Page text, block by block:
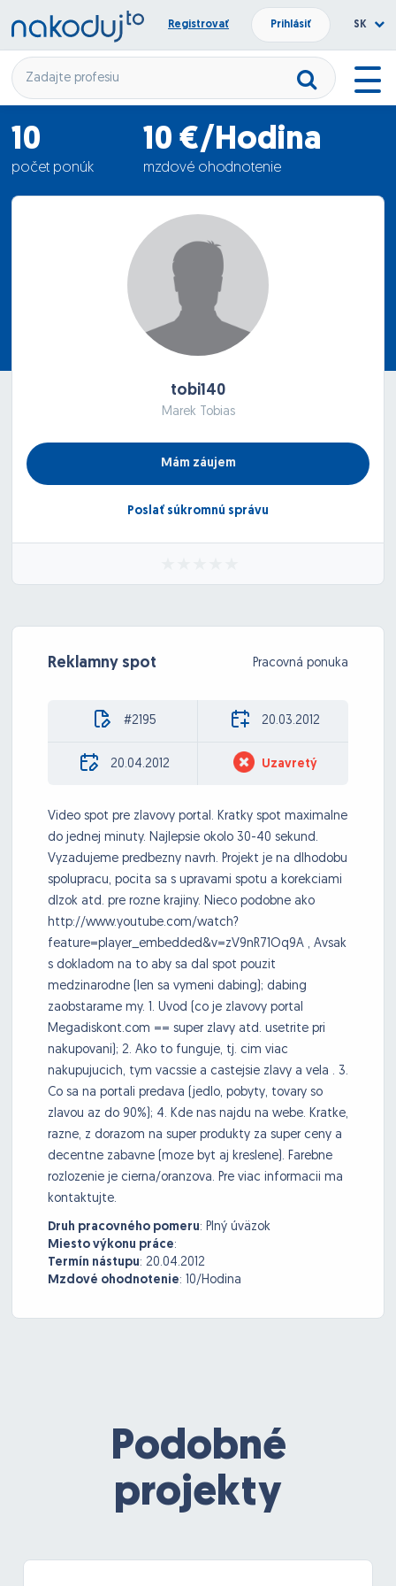
Registrovať Prihlásiť SK
10
počet ponúk
10 €/Hodina
mzdové ohodnotenie
20.04.2012
tobi140
Marek Tobias
Mám záujem
Poslať súkromnú správu
Reklamny spot Pracovná ponuka
#2195 20.03.2012
20.04.2012 Uzavretý
Video spot pre zlavovy portal. Kratky spot maximalne
do jednej minuty. Najlepsie okolo 30-40 sekund.
Vyzadujeme predbezny navrh. Projekt je na dlhodobu
spolupracu, pocita sa s upravami spotu a korekciami
dlzok atd. pre rozne krajiny. Nieco podobne ako
http://www.youtube.com/watch?
feature=player_embedded&v=zV9nR71Oq9A , Avsak
s dokladom na to aby sa dal spot pouzit
medzinarodne (len sa vymeni dabing); dabing
zaobstarame my. 1. Uvod (co je zlavovy portal
Megadiskont.com == super zlavy atd. usetrite pri
nakupovani); 2. Ako to funguje, tj. cim viac
nakupujucich, tym vacssie a castejsie zlavy a vela . 3.
Co sa na portali predava (jedlo, pobyty, tovary so
zlavou az do 90%); 4. Kde nas najdu na webe. Kratke,
razne, z dorazom na super produkty za super ceny a
decentne zabavne (moze byt aj kreslene). Farebne
rozlozenie je cierna/oranzova. Pre viac informacii ma
kontaktujte.
Druh pracovného pomeru: Plný úväzok
Miesto výkonu práce:
Termín nástupu: 20.04.2012
Mzdové ohodnotenie: 10/Hodina
Podobné
projekty